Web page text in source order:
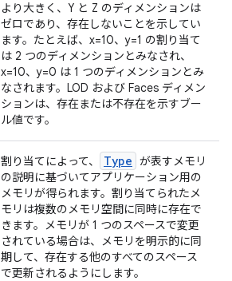
より大きく、Y と Z のディメンションは
ゼロであり、存在しないことを示してい
ます。たとえば、x=10、y=1 の割り当て
は 2 つのディメンションとみなされ、
x=10、y=0 は 1 つのディメンションとみ
なされます。LOD および Faces ディメン
ションは、存在または不存在を示すブー
ル値です。
割り当てによって、 Type が表すメモリ
の説明に基づいてアプリケーション用の
メモリが得られます。割り当てられたメ
モリは複数のメモリ空間に同時に存在で
きます。メモリが 1 つのスペースで変更
されている場合は、メモリを明示的に同
期して、存在する他のすべてのスペース
で更新されるようにします。